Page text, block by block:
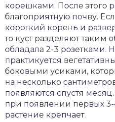
корешками. После этого
благоприятную почву.
короткий корень и
то куст разделяют таким
обладала 2-3 розетками.
практикуется
боковыми усиками,
на несколько
появляются спустя
при появлении первых 3-
растение крепчает.